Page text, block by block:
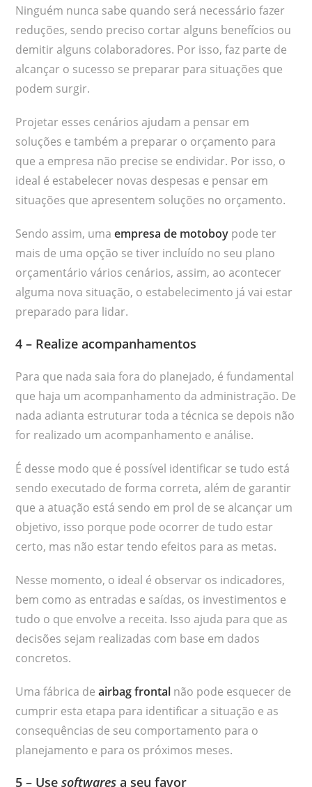
Ninguém nunca sabe quando será necessário fazer
reduções, sendo preciso cortar alguns benefícios ou
demitir alguns colaboradores. Por isso, faz parte de
alcançar o sucesso se preparar para situações que
podem surgir.
Projetar esses cenários ajudam a pensar em
soluções e também a preparar o orçamento para
que a empresa não precise se endividar. Por isso, o
ideal é estabelecer novas despesas e pensar em
situações que apresentem soluções no orçamento.
Sendo assim, umaempresa de motoboy pode ter
mais de uma opção se tiver incluído no seu plano
orçamentário vários cenários, assim, ao acontecer
alguma nova situação, o estabelecimento já vai estar
preparado para lidar.
4 – Realize acompanhamentos
Para que nada saia fora do planejado, é fundamental
que haja um acompanhamento da administração. De
nada adianta estruturar toda a técnica se depois não
for realizado um acompanhamento e análise.
É desse modo que é possível identificar se tudo está
sendo executado de forma correta, além de garantir
que a atuação está sendo em prol de se alcançar um
objetivo, isso porque pode ocorrer de tudo estar
certo, mas não estar tendo efeitos para as metas.
Nesse momento, o ideal é observar os indicadores,
bem como as entradas e saídas, os investimentos e
tudo o que envolve a receita. Isso ajuda para que as
decisões sejam realizadas com base em dados
concretos.
Uma fábrica deairbag frontal não pode esquecer de
cumprir esta etapa para identificar a situação e as
consequências de seu comportamento para o
planejamento e para os próximos meses.
5 – Usesoftwares a seu favor